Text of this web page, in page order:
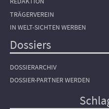
TRÄGERVEREIN
IN WELT-SICHTEN WERBEN
Dossiers
DOSSIERARCHIV
DOSSIER-PARTNER WERDEN